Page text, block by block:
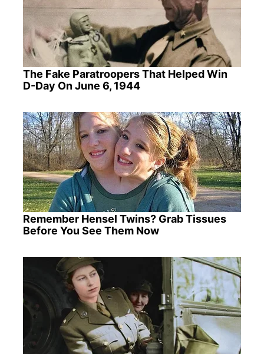
The Fake Paratroopers That Helped Win
D-Day On June 6, 1944
Remember Hensel Twins? Grab Tissues
Before You See Them Now